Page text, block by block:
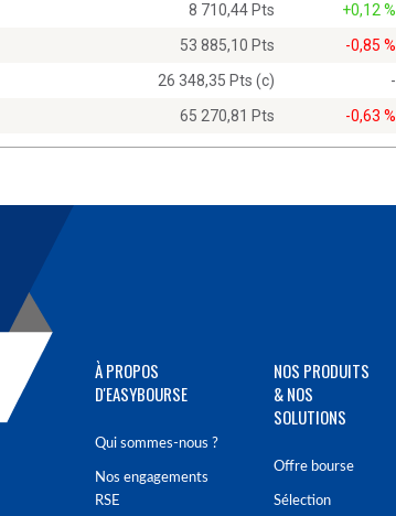
8 710,44 Pts
+0,12 %
53 885,10 Pts
-0,85 %
26 348,35 Pts (c)
-
65 270,81 Pts -0,63 %
À PROPOS
D'EASYBOURSE
Qui sommes-nous ?
Nos engagements
RSE
NOS PRODUITS
& NOS
SOLUTIONS
Offre bourse
Sélection